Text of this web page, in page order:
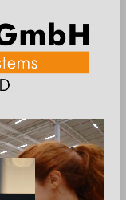
Halterungen
VESA 100